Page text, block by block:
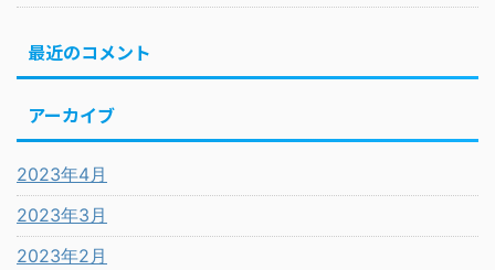
最近のコメント
アーカイブ
2023年4月
2023年3月
2023年2月